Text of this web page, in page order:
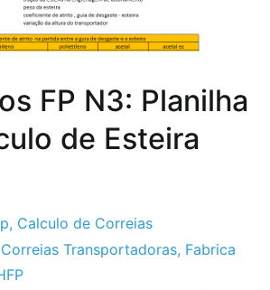
FP N3: Planilha
de Esteira
, Calculo de Correias
Correias Transportadoras, Fabrica